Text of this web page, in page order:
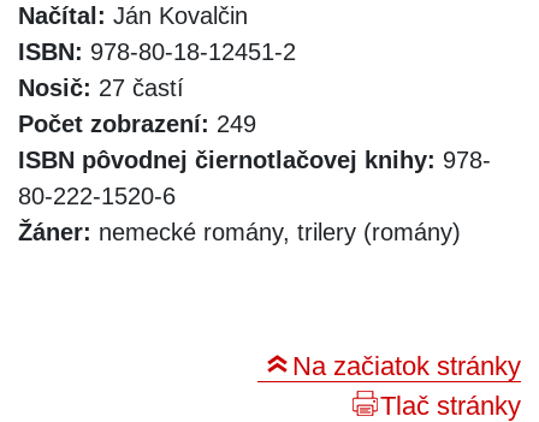
Načítal: Ján Kovalčin
ISBN: 978-80-18-12451-2
Nosič: 27 častí
Počet zobrazení: 249
ISBN pôvodnej čiernotlačovej knihy: 978-
80-222-1520-6
Žáner: nemecké romány, trilery (romány)
Na začiatok stránky
Tlač stránky